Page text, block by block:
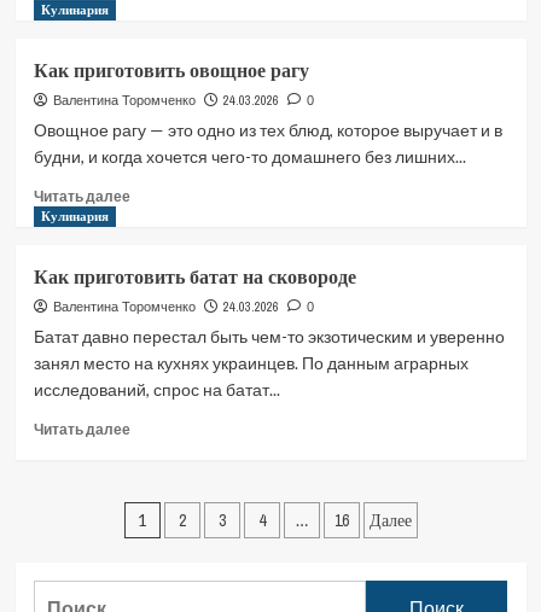
приготовить
грибы?
Кулинария
Как приготовить овощное рагу
Валентина Торомченко 24.03.2026 0
Овощное рагу — это одно из тех блюд, которое выручает и в
будни, и когда хочется чего-то домашнего без лишних...
Читать далееПрочитать
приготовить
овощное
рагу
Кулинария
Как приготовить батат на сковороде
Валентина Торомченко 24.03.2026 0
Батат давно перестал быть чем-то экзотическим и уверенно
занял место на кухнях украинцев. По данным аграрных
исследований, спрос на батат...
Читать далееПрочитать
приготовить
батат
сковороде
Пагинация
1 2 3 4 … 16 Далее